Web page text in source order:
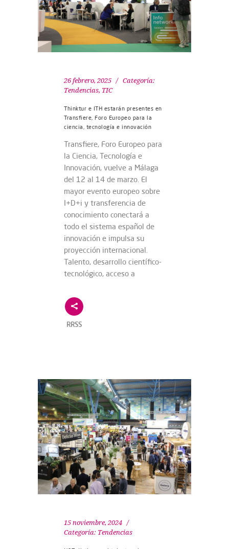
26 febrero, 2025
Categoría:
Tendencias, TIC
Thinktur e ITH estarán presentes en
Transfiere, Foro Europeo para la
ciencia, tecnología e innovación
Transfiere, Foro Europeo para
la Ciencia, Tecnología e
Innovación, vuelve a Málaga
del 12 al 14 de marzo. El
mayor evento europeo sobre
I+D+i y transferencia de
conocimiento conectará a
todo el sistema español de
innovación e impulsa su
proyección internacional.
Talento, desarrollo científico-
tecnológico, acceso a
RRSS
15 noviembre, 2024
Categoría: Tendencias